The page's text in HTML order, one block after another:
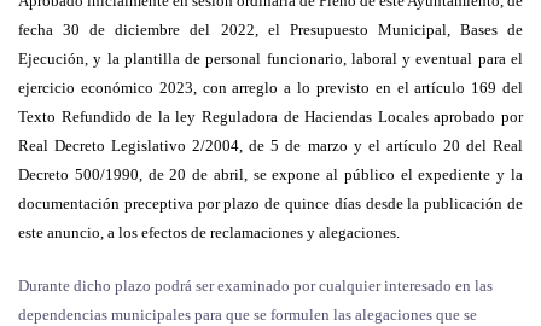
fecha30 de diciembre del 2022, el Presupuesto Municipal, Bases de
Ejecución, y la plantilla de personal funcionario, laboral y eventual para el
ejercicio económico 2023, con arreglo a lo previsto en el artículo 169 del
Texto Refundido de la ley Reguladora de Haciendas Locales aprobado por
Real Decreto Legislativo 2/2004, de 5 de marzo y el artículo 20 del Real
Decreto 500/1990, de 20 de abril, se expone al público el expediente y la
documentación preceptiva por plazo de quince días desde la publicación de
este anuncio, a los efectos de reclamaciones y alegaciones.
Durante dicho plazo podrá ser examinado por cualquier interesado en las
dependencias municipales para que se formulen las alegaciones que se